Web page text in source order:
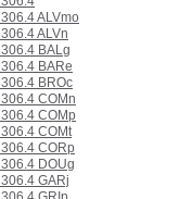
306.4 ALVmo
306.4 ALVn
306.4 BALg
306.4 BARe
306.4 BROc
306.4 COMn
306.4 COMp
306.4 COMt
306.4 CORp
306.4 DOUg
306.4 GARj